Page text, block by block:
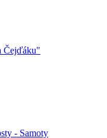
Čejďáku"
- Samoty